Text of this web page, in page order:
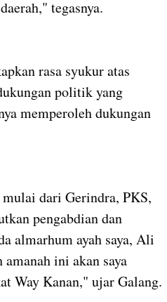
tegasnya.
rasa syukur atas
politik yang
memperoleh dukungan
dari Gerindra, PKS,
pengabdian dan
almarhum ayah saya, Ali
ini akan saya
Way Kanan," ujar Galang.